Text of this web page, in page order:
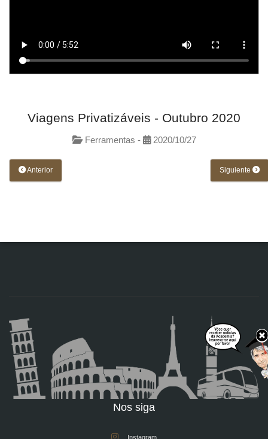
Viagens Privatizáveis - Outubro 2020
Ferramentas - 2020/10/27
Anterior Siguiente
Nos siga
Instagram